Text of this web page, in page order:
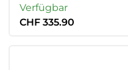
Verfügbar
CHF 335.90